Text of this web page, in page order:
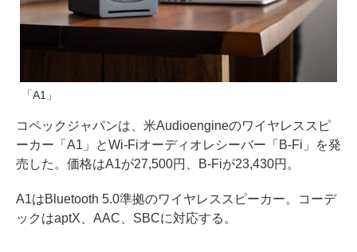
「A1」
コペックジャパンは、米Audioengineのワイヤレススピ
ーカー「A1」とWi-Fiオーディオレシーバー「B-Fi」を発
売した。価格はA1が27,500円、B-Fiが23,430円。
A1はBluetooth 5.0準拠のワイヤレススピーカー。コーデ
ックはaptX、AAC、SBCに対応する。